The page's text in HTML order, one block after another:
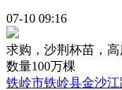
07-10 09:16
求购，沙荆杯苗，
数量100万棵
铁岭市铁岭县金沙江